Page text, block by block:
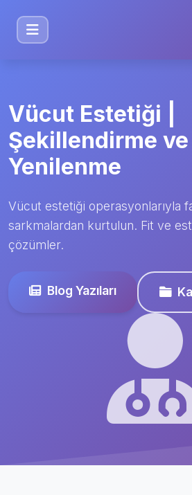
Vücut Estetiği |
Şekillendirme ve
Yenilenme
Vücut estetiği operasyonlarıyla
sarkmalardan kurtulun. Fit ve
çözümler.
Blog Yazıları